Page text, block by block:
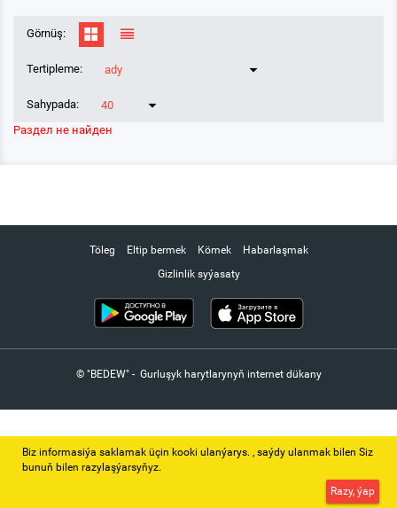
Görnüş:
Tertipleme: ady
Sahypada:
40
Раздел не найден
Töleg Eltip bermek Kömek
Habarlaşmak
Gizlinlik syýasaty
© "BEDEW" - Gurluşyk harytlarynyň internet dükany
Biz informasiýa saklamak üçin kooki ulanýarys. ‚ saýdy ulanmak bilen Siz
bunuň bilen razylaşýarsyňyz.
Razy, ýap